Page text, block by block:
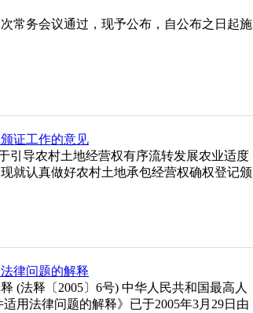
常务会议通过，现予公布，自公布之日起施
证工作的意见
引导农村土地经营权有序流转发展农业适度
就认真做好农村土地承包经营权确权登记颁
律问题的解释
(法释〔2005〕6号) 中华人民共和国最高人
法律问题的解释》已于2005年3月29日由